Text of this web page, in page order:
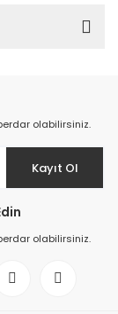
olabilirsiniz.
Kayıt Ol
olabilirsiniz.